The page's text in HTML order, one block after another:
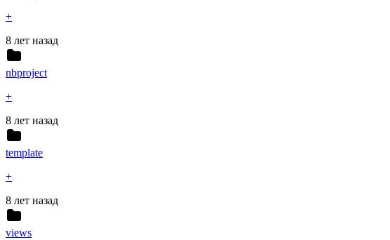
+
8 лет назад
nbproject
+
8 лет назад
template
+
8 лет назад
views